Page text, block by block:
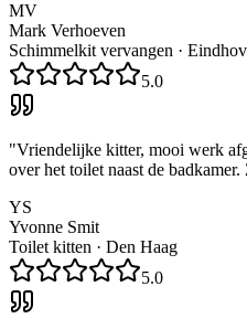
MV
Mark Verhoeven
Schimmelkit vervangen ·
5.0
"Vriendelijke kitter, mooi werk
over het toilet naast de
YS
Yvonne Smit
Toilet kitten · Den Haag
5.0